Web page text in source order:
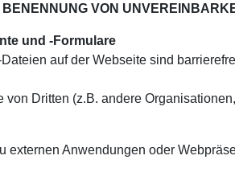
VON
und -Formulare
auf der Webseite sind
von Dritten (z.B. andere
externen Anwendungen oder